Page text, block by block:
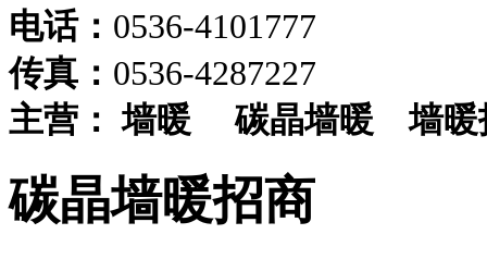
电话： 0536-4101777
传真： 0536-4287227
主营： 墙暖碳晶墙暖墙暖
碳晶墙暖招商